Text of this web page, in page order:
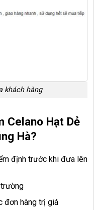
khách hàng
Celano Hạt Dẻ
Hà?
định trước khi đưa lên
đơn hàng trị giá